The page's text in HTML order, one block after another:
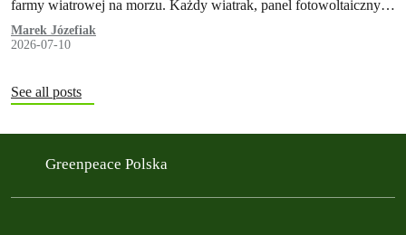
farmy wiatrowej na morzu. Każdy wiatrak, panel fotowoltaiczny i
magazyn energii…
Marek Józefiak
2026-07-10
See all posts
Greenpeace Polska